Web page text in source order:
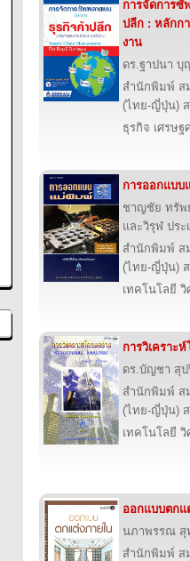
การจัดการซั
ปลีก : หลักก
งาน
ดร.ฐาปนา บุ
สำนักพิมพ์ ส
(ไทย-ญี่ปุ่น)
ธุรกิจ เศรษฐ
การออกแบ
ชาญชัย ทรัพ
และวิรุฬ ประ
สำนักพิมพ์ ส
(ไทย-ญี่ปุ่น)
เทคโนโลยี
การวิเคราะห์
ดร.บัญชา สุป
สำนักพิมพ์ ส
(ไทย-ญี่ปุ่น)
เทคโนโลยี
ออกแบบตกแ
นภาพรรณ สุ
สำนักพิมพ์ ส